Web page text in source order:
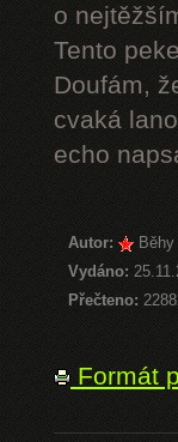
o
Tento
Doufám,
cvaká
echo
Autor:
Běhy
Vydáno:
Přečteno:
Formát